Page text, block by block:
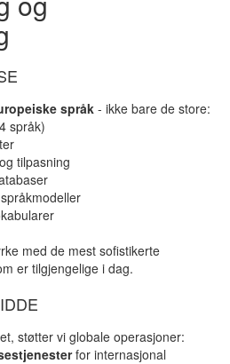
språk - ikke bare de store:
språk)
tilpasning
med de mest sofistikerte
er tilgjengelige i dag.
støtter vi globale operasjoner:
for internasjonal